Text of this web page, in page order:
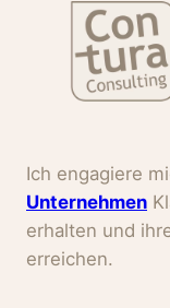
Ich engagiere
Unternehmen
erhalten und
erreichen.